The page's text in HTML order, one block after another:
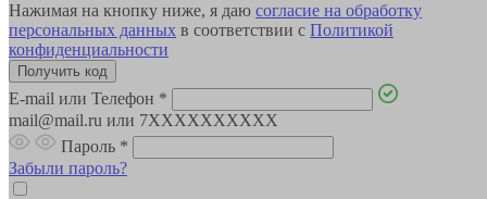
Нажимая на кнопку ниже, я даю согласие на обработку
персональных данных в соответствии с Политикой
конфиденциальности
E-mail или Телефон *
mail@mail.ru или 7XXXXXXXXXX
Пароль *
Забыли пароль?